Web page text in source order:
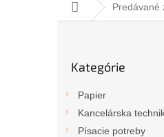
DomovPredávané
kategórie
Kategórie
Papier
Kancelárska
Písacie potreby